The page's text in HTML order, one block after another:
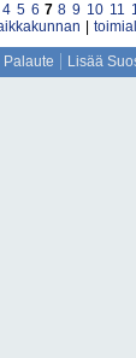
4 5 6 7 8 9 10 11
Palaute Lisää